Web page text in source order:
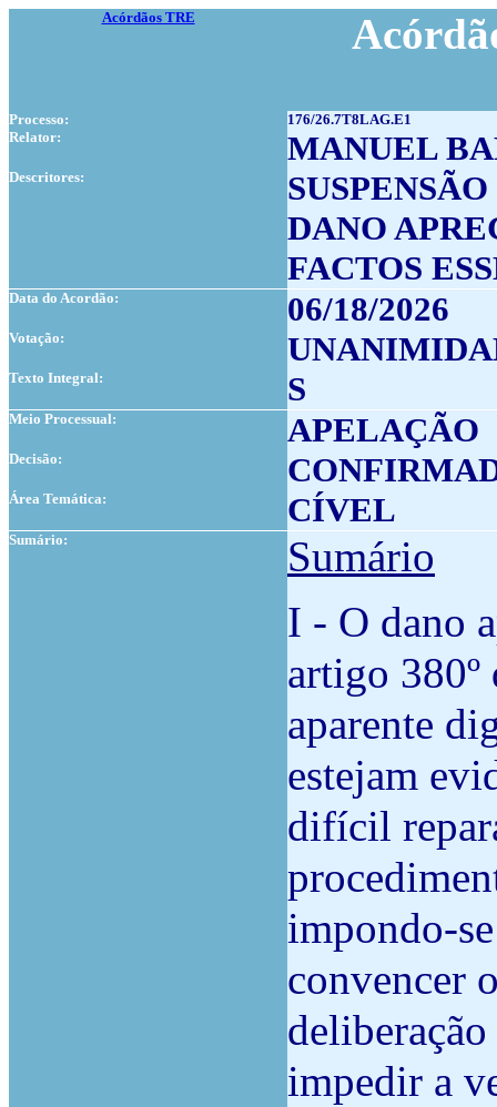
Acórdãos TRE
Processo:
176/26.7T8LAG.E1
Relator:
MANUEL
Descritores:
DANO
FACTOS
Data do Acordão: 06/18/2026
Votação:
Texto Integral: S
Meio Processual: APELAÇÃO
Decisão:
Área Temática: CÍVEL
Sumário:
Sumário
I - O dano
artigo
aparente
estejam
difícil
impondo-
convencer
impedir a